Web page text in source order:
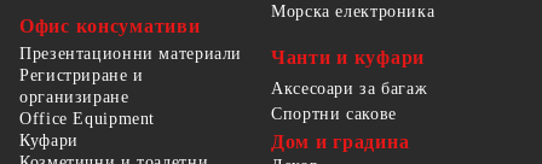
Офис консумативи
Презентационни материали
Регистриране и
организиране
Office Equipment
Морска електроника
Чанти и куфари
Аксесоари за багаж
Спортни сакове
Куфари
Дом и градина